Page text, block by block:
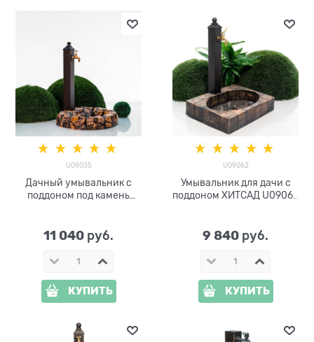
U09035
Дачный умывальник с
поддоном под камень
11 040 руб.
КУПИТЬ
U09062
Умывальник для дачи с
поддоном ХИТСАД U09062
9 840 руб.
КУПИТЬ